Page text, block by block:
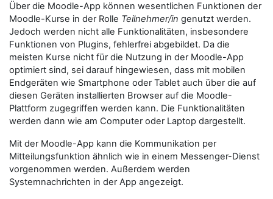
Über die Moodle-App können wesentlichen Funktionen der
Moodle-Kurse in der Rolle Teilnehmer/in genutzt werden.
Jedoch werden nicht alle Funktionalitäten, insbesondere
Funktionen von Plugins, fehlerfrei abgebildet. Da die
meisten Kurse nicht für die Nutzung in der Moodle-App
optimiert sind, sei darauf hingewiesen, dass mit mobilen
Endgeräten wie Smartphone oder Tablet auch über die auf
diesen Geräten installierten Browser auf die Moodle-
Plattform zugegriffen werden kann. Die Funktionalitäten
werden dann wie am Computer oder Laptop dargestellt.
Mit der Moodle-App kann die Kommunikation per
Mitteilungsfunktion ähnlich wie in einem Messenger-Dienst
vorgenommen werden. Außerdem werden
Systemnachrichten in der App angezeigt.